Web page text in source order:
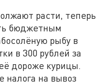
расти, теперь
бюджетным
рыбу в
в 300 рублей за
дороже курицы.
налога на вывоз